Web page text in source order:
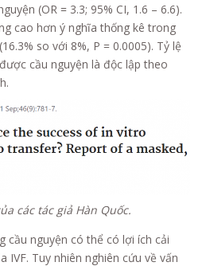
(OR = 3.3; 95% CI, 1.6 – 6.6).
cao hơn ý nghĩa thống kê trong
so với 8%, P = 0.0005). Tỷ lệ
cầu nguyện là độc lập theo
các tác giả Hàn Quốc.
cầu nguyện có thể có lợi ích cải
IVF. Tuy nhiên nghiên cứu về vấn